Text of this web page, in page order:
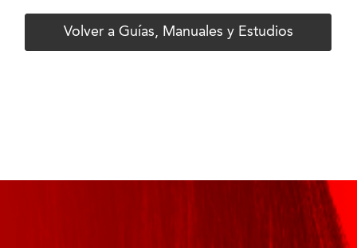
Volver a Guías, Manuales y Estudios